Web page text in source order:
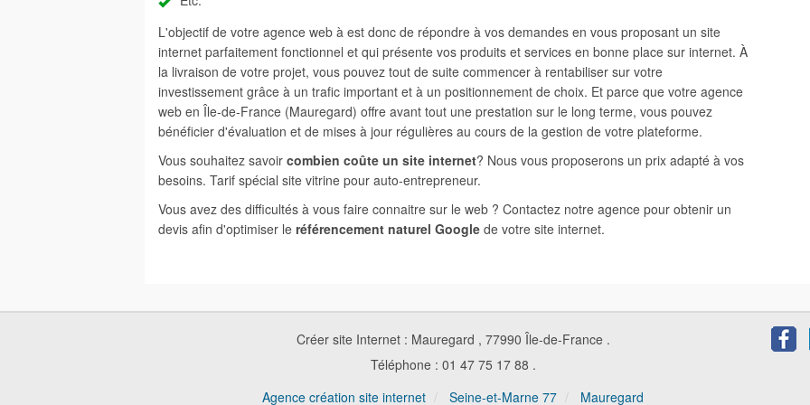
L'objectif de votre agence web à est donc de répondre à vos demandes en vous proposant un site
internet parfaitement fonctionnel et qui présente vos produits et services en bonne place sur internet. À
la livraison de votre projet, vous pouvez tout de suite commencer à rentabiliser sur votre
investissement grâce à un trafic important et à un positionnement de choix. Et parce que votre agence
web en Île-de-France (Mauregard) offre avant tout une prestation sur le long terme, vous pouvez
bénéficier d'évaluation et de mises à jour régulières au cours de la gestion de votre plateforme.
Vous souhaitez savoir combien coûte un site internet? Nous vous proposerons un prix adapté à vos
besoins. Tarif spécial site vitrine pour auto-entrepreneur.
Vous avez des difficultés à vous faire connaitre sur le web ? Contactez notre agence pour obtenir un
devis afin d'optimiser le référencement naturel Google de votre site internet.
Créer site Internet : Mauregard , 77990 Île-de-France .
Téléphone : 01 47 75 17 88 .
Agence création site internet
Seine-et-Marne 77 Mauregard